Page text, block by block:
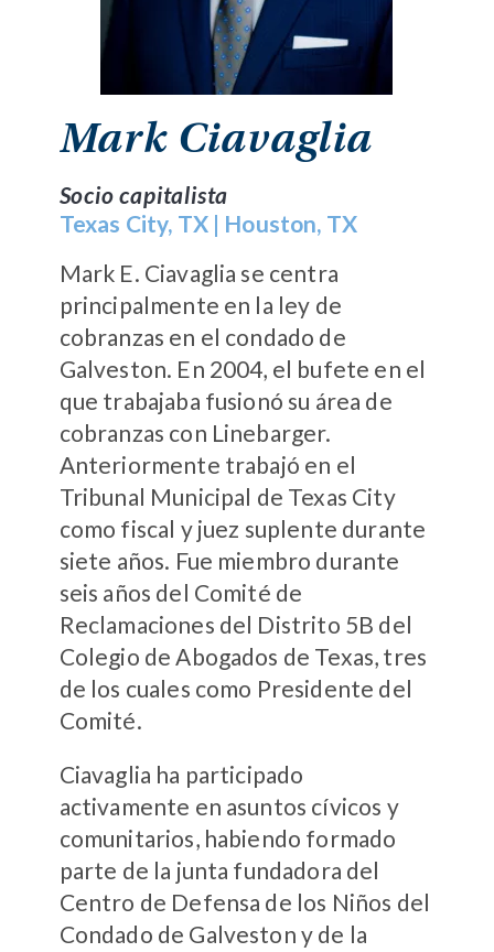
Mark Ciavaglia
Socio capitalista
Texas City, TX| Houston, TX
Mark E. Ciavaglia se centra
principalmente en la ley de
cobranzas en el condado de
Galveston. En 2004, el bufete en el
que trabajaba fusionó su área de
cobranzas con Linebarger.
Anteriormente trabajó en el
Tribunal Municipal de Texas City
como fiscal y juez suplente durante
siete años. Fue miembro durante
seis años del Comité de
Reclamaciones del Distrito 5B del
Colegio de Abogados de Texas, tres
de los cuales como Presidente del
Comité.
Ciavaglia ha participado
activamente en asuntos cívicos y
comunitarios, habiendo formado
parte de la junta fundadora del
Centro de Defensa de los Niños del
Condado de Galveston y de la